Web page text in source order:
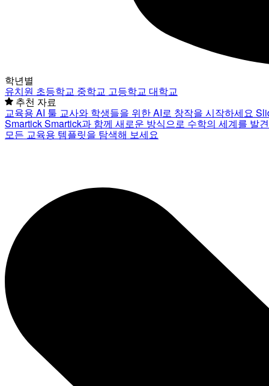
학년별
유치원 초등학교 중학교 고등학교 대학교
추천 자료
교육용 AI 툴 교사와 학생들을 위한 AI로 창작을 시작하세요
SmartickSmartick과 함께 새로운 방식으로 수학의 세계를 발
모든 교육용 템플릿을 탐색해 보세요